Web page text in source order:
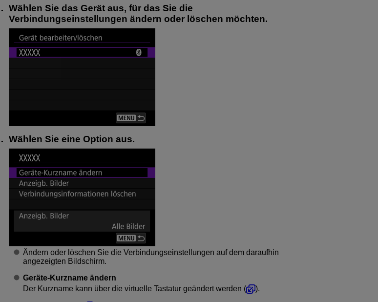
Wählen Sie das Gerät aus, für das Sie die
Verbindungseinstellungen ändern oder löschen möchten.
Wählen Sie eine Option aus.
Ändern oder löschen Sie die Verbindungseinstellungen auf dem daraufhin
angezeigten Bildschirm.
Geräte-Kurzname ändern
Der Kurzname kann über die virtuelle Tastatur geändert werden (
).